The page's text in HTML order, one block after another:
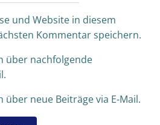
und Website in diesem
Kommentar speichern.
über nachfolgende
über neue Beiträge via E-Mail.